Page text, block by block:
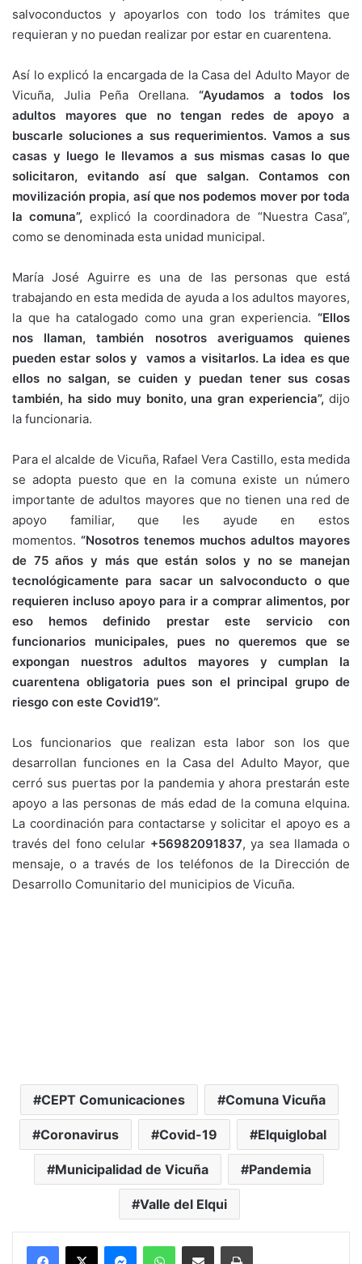
salvoconductos y apoyarlos con todo los trámites que
requieran y no puedan realizar por estar en cuarentena.
Así lo explicó la encargada de la Casa del Adulto Mayor de
Vicuña, Julia Peña Orellana. “Ayudamos a todos los
adultos mayores que no tengan redes de apoyo a
buscarle soluciones a sus requerimientos. Vamos a sus
casas y luego le llevamos a sus mismas casas lo que
solicitaron, evitando así que salgan. Contamos con
movilización propia, así que nos podemos mover por toda
la comuna”, explicó la coordinadora de “Nuestra Casa”,
como se denominada esta unidad municipal.
María José Aguirre es una de las personas que está
trabajando en esta medida de ayuda a los adultos mayores,
la que ha catalogado como una gran experiencia. “Ellos
nos llaman, también nosotros averiguamos quienes
pueden estar solos y vamos a visitarlos. La idea es que
ellos no salgan, se cuiden y puedan tener sus cosas
también, ha sido muy bonito, una gran experiencia”, dijo
la funcionaria.
Para el alcalde de Vicuña, Rafael Vera Castillo, esta medida
se adopta puesto que en la comuna existe un número
importante de adultos mayores que no tienen una red de
apoyo familiar, que les ayude en estos
momentos. “Nosotros tenemos muchos adultos mayores
de 75 años y más que están solos y no se manejan
tecnológicamente para sacar un salvoconducto o que
requieren incluso apoyo para ir a comprar alimentos, por
eso hemos definido prestar este servicio con
funcionarios municipales, pues no queremos que se
expongan nuestros adultos mayores y cumplan la
cuarentena obligatoria pues son el principal grupo de
riesgo con este Covid19”.
Los funcionarios que realizan esta labor son los que
desarrollan funciones en la Casa del Adulto Mayor, que
cerró sus puertas por la pandemia y ahora prestarán este
apoyo a las personas de más edad de la comuna elquina.
La coordinación para contactarse y solicitar el apoyo es a
través del fono celular +56982091837, ya sea llamada o
mensaje, o a través de los teléfonos de la Dirección de
Desarrollo Comunitario del municipios de Vicuña.
CEPT Comunicaciones Comuna Vicuña
Coronavirus Covid-19 Elquiglobal
Municipalidad de Vicuña Pandemia
Valle del Elqui